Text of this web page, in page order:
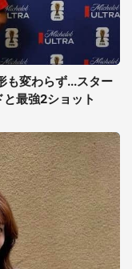
も変わらず...スター
最強2ショット